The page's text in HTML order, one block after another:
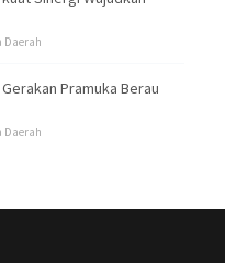
Daerah
Pramuka Berau
Daerah